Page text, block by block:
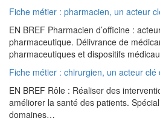
Fiche métier : pharmacien, un acteur
EN BREF Pharmacien d’officine :
pharmaceutique. Délivrance de
pharmaceutiques et dispositifs
Fiche métier : chirurgien, un acteur clé
EN BREF Rôle : Réaliser des
améliorer la santé des patients.
domaines…